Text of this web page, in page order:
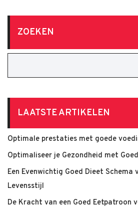
ZOEKEN
LAATSTE ARTIKELEN
Optimale prestaties met goede
Optimaliseer je Gezondheid met
Een Evenwichtig Goed Dieet Schema
Levensstijl
De Kracht van een Goed Eetpatroon